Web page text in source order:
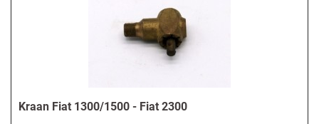
Kraan Fiat 1300/1500 - Fiat 2300